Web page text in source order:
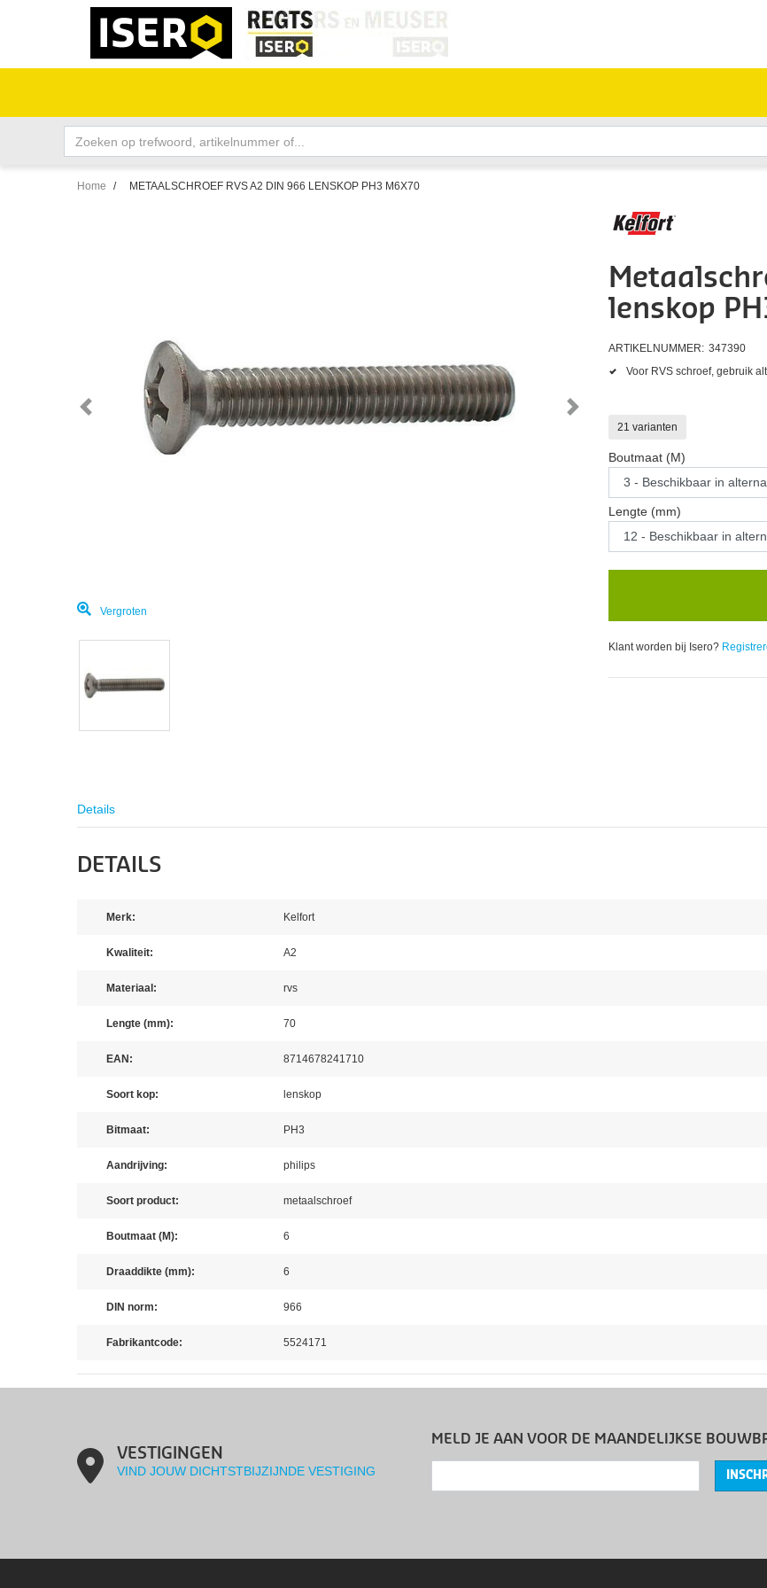
Home / METAALSCHROEF RVS A2 DIN 966 LENSKOP PH3 M6X70
Vergroten
lenskop
ARTIKELNUMMER: 347390
Voor RVS schroef, gebruik
21 varianten
Boutmaat (M)
Lengte (mm)
Klant worden bij Isero?
Details
DETAILS
Merk: Kelfort
Kwaliteit: A2
Materiaal: rvs
Lengte (mm): 70
EAN: 8714678241710
Soort kop: lenskop
Bitmaat: PH3
Aandrijving: philips
Soort product: metaalschroef
Boutmaat (M): 6
Draaddikte (mm): 6
DIN norm: 966
Fabrikantcode: 5524171
VESTIGINGEN
VIND JOUW DICHTSTBIJZIJNDE VESTIGING
MELD JE AAN VOOR DE MAANDELIJKSE